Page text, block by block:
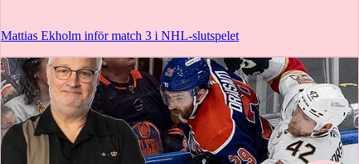
Mattias Ekholm inför match 3 i NHL-slutspelet